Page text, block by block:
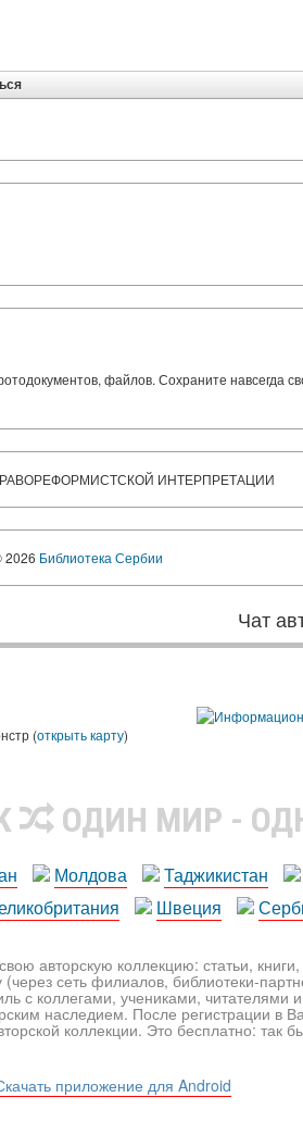
файлов. Сохраните навсегда
ИНТЕРПРЕТАЦИИ
2026 Библиотека Сербии
Чат
(открыть карту)
ОДИН МИР -
Молдова Таджикистан
Швеция
авторскую коллекцию: статьи,
сеть филиалов, библиотеки-
с коллегами, учениками, читателями
наследием. После регистрации в
коллекции. Это бесплатно: так
приложение для Android